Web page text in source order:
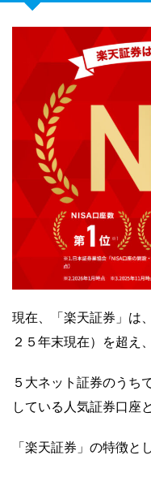
現在、「楽天証券」は
２５年末現在）を超え、
５大ネット証券のうち
している人気証券口座
「楽天証券」の特徴と